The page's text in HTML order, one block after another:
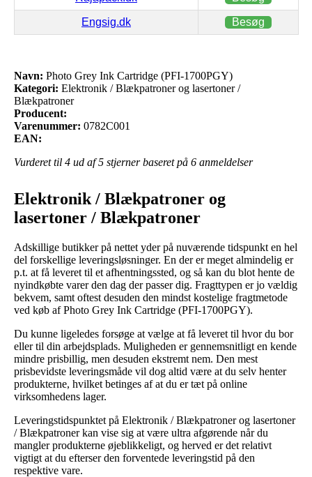
Engsig.dk Besøg
Navn: Photo Grey Ink Cartridge (PFI-1700PGY)
Kategori: Elektronik / Blækpatroner og lasertoner /
Blækpatroner
Producent:
Varenummer: 0782C001
EAN:
Vurderet til 4 ud af 5 stjerner baseret på 6 anmeldelser
Elektronik / Blækpatroner og
lasertoner / Blækpatroner
Adskillige butikker på nettet yder på nuværende tidspunkt en hel
del forskellige leveringsløsninger. En der er meget almindelig er
p.t. at få leveret til et afhentningssted, og så kan du blot hente de
nyindkøbte varer den dag der passer dig. Fragttypen er jo vældig
bekvem, samt oftest desuden den mindst kostelige fragtmetode
ved køb af Photo Grey Ink Cartridge (PFI-1700PGY).
Du kunne ligeledes forsøge at vælge at få leveret til hvor du bor
eller til din arbejdsplads. Muligheden er gennemsnitligt en kende
mindre prisbillig, men desuden ekstremt nem. Den mest
prisbevidste leveringsmåde vil dog altid være at du selv henter
produkterne, hvilket betinges af at du er tæt på online
virksomhedens lager.
Leveringstidspunktet på Elektronik / Blækpatroner og lasertoner
/ Blækpatroner kan vise sig at være ultra afgørende når du
mangler produkterne øjeblikkeligt, og herved er det relativt
vigtigt at du efterser den forventede leveringstid på den
respektive vare.